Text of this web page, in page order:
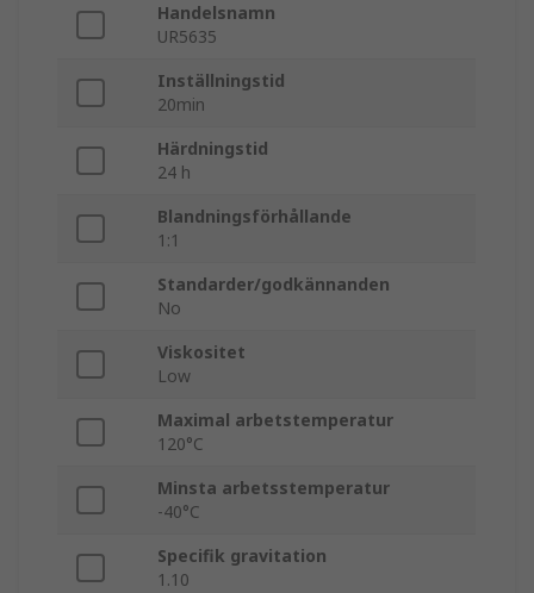
Handelsnamn
UR5635
Inställningstid
20min
Härdningstid
24 h
Blandningsförhållande
1:1
Standarder/godkännanden
No
Viskositet
Low
Maximal arbetstemperatur
120°C
Minsta arbetsstemperatur
-40°C
Specifik gravitation
1.10